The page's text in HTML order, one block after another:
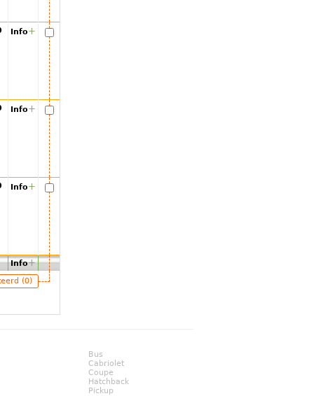
Info+
Info+
Info+
Info+
(0)
Bus
Cabriolet
Coupe
Hatchback
Pickup